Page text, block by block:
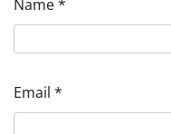
Name*
Email *